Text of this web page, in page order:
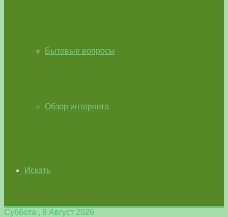
Бытовые вопросы
Обзор интернета
Искать
Суббота , 8 Август 2026